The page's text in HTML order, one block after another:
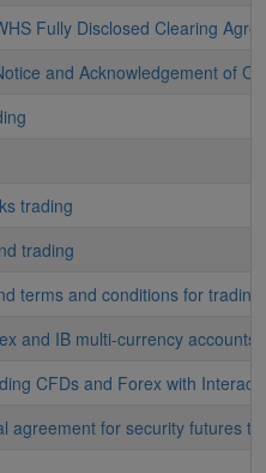
Fully Disclosed Clearing
and Acknowledgement of
trading
trading
terms and conditions for
and IB multi-currency accounts
CFDs and Forex with
agreement for security futures